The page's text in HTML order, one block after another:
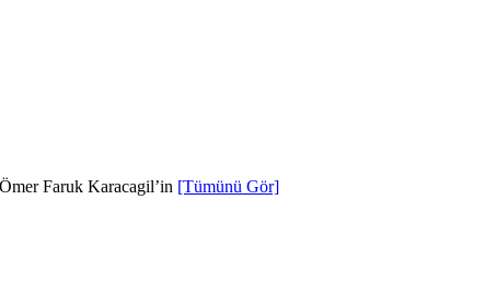
Faruk Karacagil’in [Tümünü Gör]